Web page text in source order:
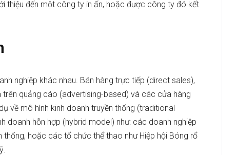
thiệu đến một công ty in ấn, hoặc được công ty đó kết
nghiệp khác nhau. Bán hàng trực tiếp (direct sales),
trên quảng cáo (advertising-based) và các cửa hàng
về mô hình kinh doanh truyền thống (traditional
doanh hỗn hợp (hybrid model) như: các doanh nghiệp
hoặc các tổ chức thể thao như Hiệp hội Bóng rổ